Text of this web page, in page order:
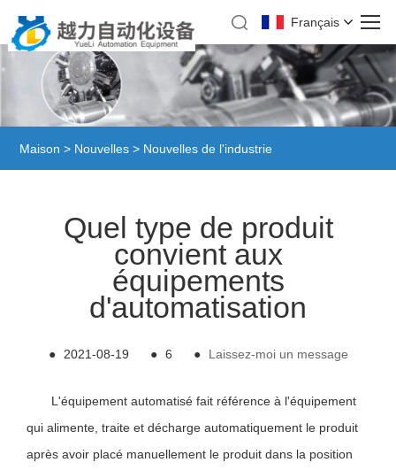
Français
Maison > Nouvelles > Nouvelles de l'industrie
Quel type de produit
convient aux
équipements
d'automatisation
● 2021-08-19 ● 6 ● Laissez-moi un message
L'équipement automatisé fait référence à l'équipement
qui alimente, traite et décharge automatiquement le produit
après avoir placé manuellement le produit dans la position